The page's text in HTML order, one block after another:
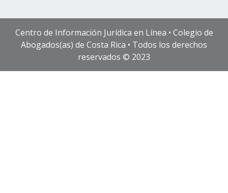
Centro de Información Jurídica en Línea • Colegio de
Abogados(as) de Costa Rica • Todos los derechos
reservados © 2023